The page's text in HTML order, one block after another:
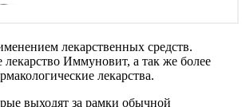
лекарственных средств.
Иммуновит, а так же более
лекарства.
выходят за рамки обычной